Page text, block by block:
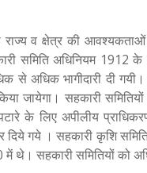
राज्य व क्षेत्र की
समिति अधिनियम 1912
से अधिक भागीदारी दी
किया जायेगा। सहकारी
के लिए अपीलीय
गये । सहकारी कृशि
थे। सहकारी समितियों को